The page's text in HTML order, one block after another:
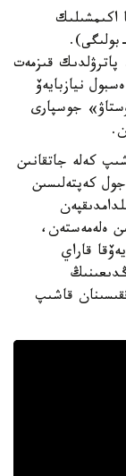
اكىمشىلىك
قوزعالدى (ق ر ق ك 200-بابى 1-بولىگى).
- پاترۋلدىك قىزمەت
نيازبايەۆ
جوسپارى
كەلە جاتقانىن
كەپتەلىسىن
ەلەمەستەن،
قاراي
قاشىپ